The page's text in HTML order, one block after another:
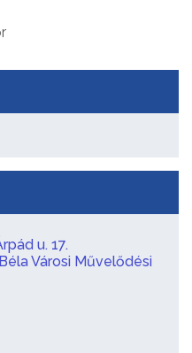
u. 17.
Városi Művelődési